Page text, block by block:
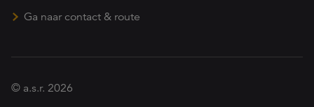
Ga naar contact & route
© a.s.r. 2026